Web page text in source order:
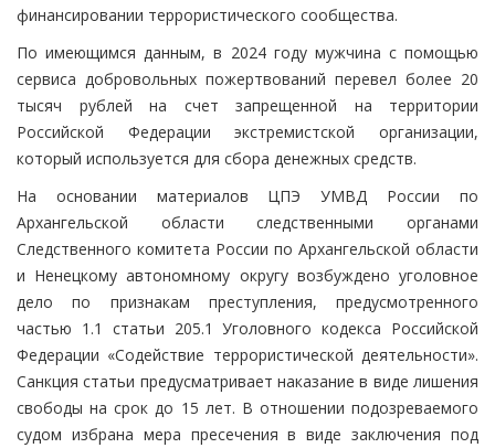
финансировании террористического сообщества.
По имеющимся данным, в 2024 году мужчина с помощью
сервиса добровольных пожертвований перевел более 20
тысяч рублей на счет запрещенной на территории
Российской Федерации экстремистской организации,
который используется для сбора денежных средств.
На основании материалов ЦПЭ УМВД России по
Архангельской области следственными органами
Следственного комитета России по Архангельской области
и Ненецкому автономному округу возбуждено уголовное
дело по признакам преступления, предусмотренного
частью 1.1 статьи 205.1 Уголовного кодекса Российской
Федерации «Содействие террористической деятельности».
Санкция статьи предусматривает наказание в виде лишения
свободы на срок до 15 лет. В отношении подозреваемого
судом избрана мера пресечения в виде заключения под